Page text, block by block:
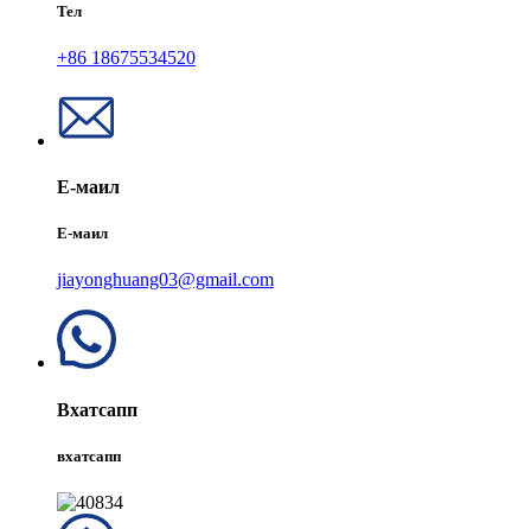
Тел
+86 18675534520
Е-маил
Е-маил
jiayonghuang03@gmail.com
Вхатсапп
вхатсапп